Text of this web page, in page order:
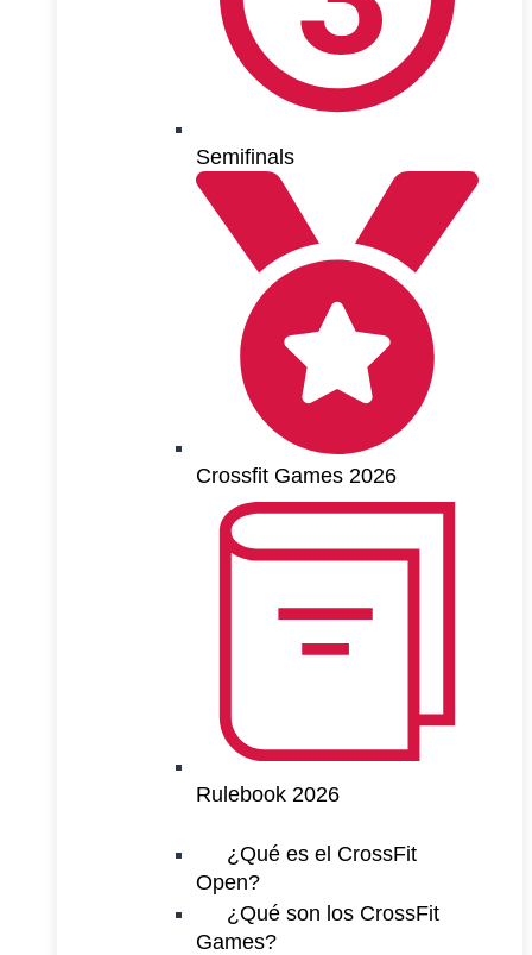
Semifinals
Crossfit Games 2026
Rulebook 2026
¿Qué es el CrossFit
Open?
¿Qué son los CrossFit
Games?